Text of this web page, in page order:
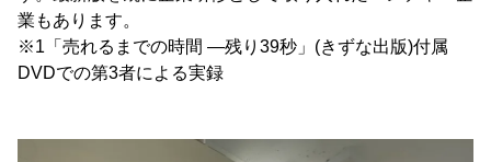
業もあります。
※1「売れるまでの時間 ―残り39秒」(きずな出版)付属
DVDでの第3者による実録